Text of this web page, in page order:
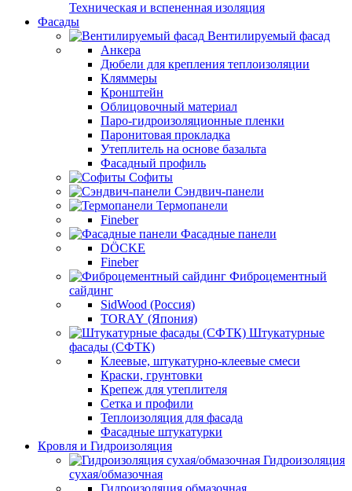
Техническая и вспененная изоляция
Фасады
Вентилируемый фасад
Анкера
Дюбели для крепления теплоизоляции
Кляммеры
Кронштейн
Облицовочный материал
Паро-гидроизоляционные пленки
Паронитовая прокладка
Утеплитель на основе базальта
Фасадный профиль
Софиты
Сэндвич-панели
Термопанели
Fineber
Фасадные панели
DÖCKE
Fineber
Фиброцементный
сайдинг
SidWood (Россия)
TORAY (Япония)
Штукатурные
фасады (СФТК)
Клеевые, штукатурно-клеевые смеси
Краски, грунтовки
Крепеж для утеплителя
Сетка и профили
Теплоизоляция для фасада
Фасадные штукатурки
Кровля и Гидроизоляция
Гидроизоляция
сухая/обмазочная
Гидроизоляция обмазочная